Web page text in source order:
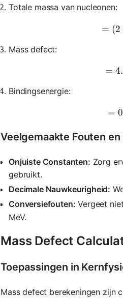
Totale massa van nucleonen:
= (2
Mass defect:
=
Bindingsenergie:
=
Veelgemaakte Fouten
Onjuiste Constanten: Zorg
gebruikt.
Decimale Nauwkeurigheid:
Conversiefouten: Vergeet
MeV.
Mass Defect
Toepassingen in
Mass defect berekeningen zijn